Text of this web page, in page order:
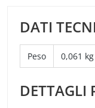
DATI
Peso 0,061 kg
DETTAGLI